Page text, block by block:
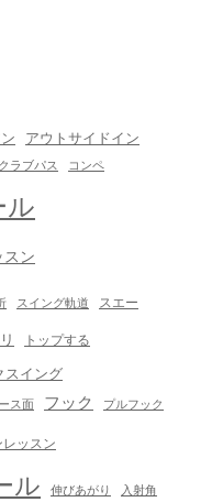
アウトサイドイン
クラブパス コンペ
ル
スン
スイング軌道 スエー
トップする
スイング
ス面 フック プルフック
ッスン
ル 伸びあがり 入射角